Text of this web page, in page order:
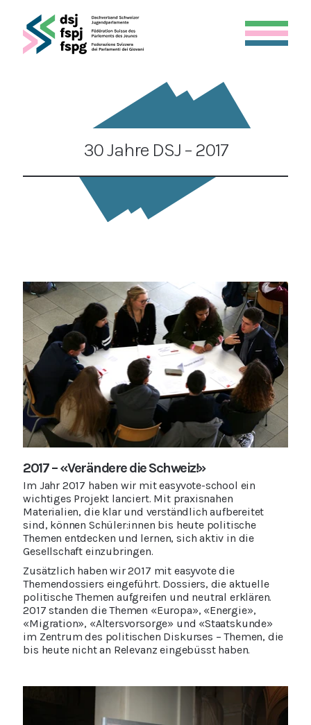
30 Jahre DSJ – 2017
2017 – «Verändere die Schweiz!»
Im Jahr 2017 haben wir mit easyvote-school ein
wichtiges Projekt lanciert. Mit praxisnahen
Materialien, die klar und verständlich aufbereitet
sind, können Schüler:innen bis heute politische
Themen entdecken und lernen, sich aktiv in die
Gesellschaft einzubringen.
Zusätzlich haben wir 2017 mit easyvote die
Themendossiers eingeführt. Dossiers, die aktuelle
politische Themen aufgreifen und neutral erklären.
2017 standen die Themen «Europa», «Energie»,
«Migration», «Altersvorsorge» und «Staatskunde»
im Zentrum des politischen Diskurses – Themen, die
bis heute nicht an Relevanz eingebüsst haben.